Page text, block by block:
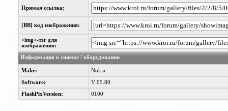
Прямая ссылка:
[BB] код изображения:
<img>-тэг для
изображения:
Информация о снимке / оборудовании
Make: Nokia
Software: V 05.80
FlashPixVersion: 0100